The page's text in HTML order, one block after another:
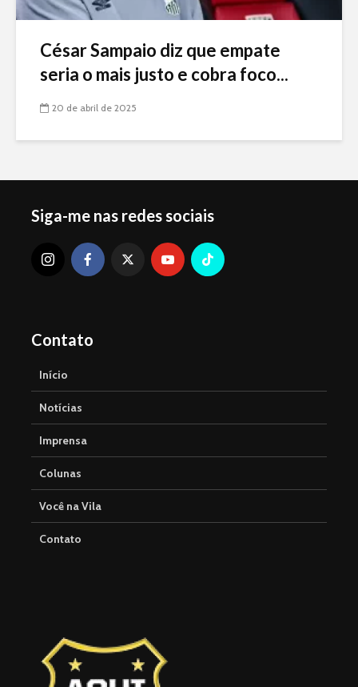
César Sampaio diz que empate
seria o mais justo e cobra foco...
20 de abril de 2025
Siga-me nas redes sociais
Contato
Início
Notícias
Imprensa
Colunas
Você na Vila
Contato